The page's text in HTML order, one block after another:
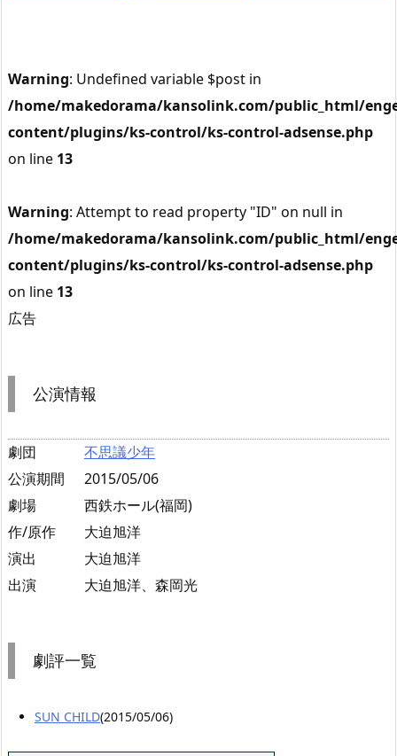
Warning: Undefined variable $post in
/home/makedorama/kansolink.com/public_html/
content/plugins/ks-control/ks-control-adsense.php
on line 13
Warning: Attempt to read property "ID" on null in
/home/makedorama/kansolink.com/public_html/
content/plugins/ks-control/ks-control-adsense.php
on line 13
広告
公演情報
劇団
不思議少年
公演期間
2015/05/06
劇場
西鉄ホール(福岡)
作/原作
大迫旭洋
演出
大迫旭洋
出演
大迫旭洋、森岡光
劇評一覧
SUN CHILD(2015/05/06)